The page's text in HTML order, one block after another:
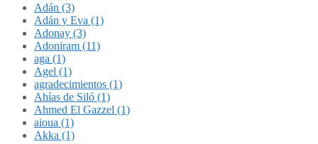
Adán (3)
Adán y Eva (1)
Adonay (3)
Adoniram (11)
aga (1)
Agel (1)
agradecimientos (1)
Ahías de Siló (1)
Ahmed El Gazzel (1)
aioua (1)
Akka (1)